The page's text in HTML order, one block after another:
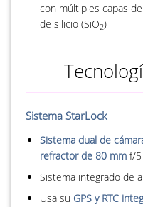
con múltiples capas
de silicio (SiO2)
Sistema StarLock
Sistema dual de
refractor de 80 mm f/5
Sistema integrado de
Usa su GPS y RTC